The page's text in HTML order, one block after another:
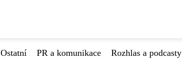
Ostatní PR a komunikace Rozhlas a podcasty